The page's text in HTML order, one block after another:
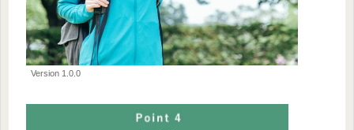
Version 1.0.0